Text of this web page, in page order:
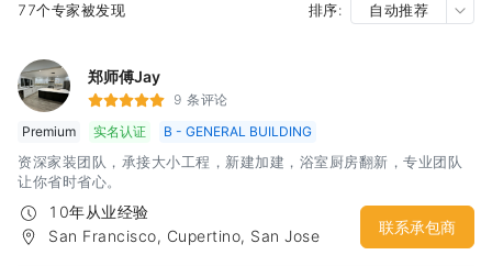
77个专家被发现 排序: 自动推荐
郑师傅Jay
9 条评论
Premium
实名认证 B - GENERAL BUILDING
资深家装团队，承接大小工程，新建加建，浴室厨房翻新，专业团队
让你省时省心。
10年从业经验
San Francisco, Cupertino, San Jose
联系承包商